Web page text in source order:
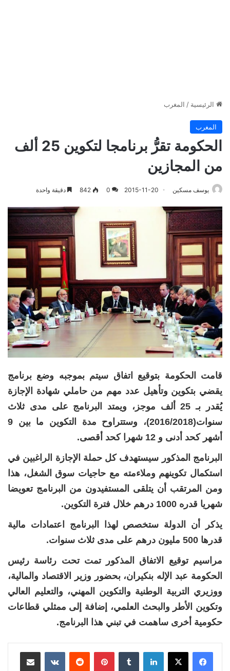
الرئيسية / المغرب
المغرب
الحكومة تقرُّ برنامجا لتكوين 25 ألف
من المجازين
يوسف مسكين 2015-11-20
0
842 دقيقة واحدة
قامت الحكومة بتوقيع اتفاق سيتم بموجبه وضع برنامج
يقضي بتكوين وتأهيل عدد مهم من حاملي شهادة اﻹجازة
يُقدر بـ 25 ألف موجز، ويمتد البرنامج على مدى ثلاث
سنوات(2016/2018)، وستتراوح مدة التكوين ما بين 9
أشهر كحد أدنى و 12 شهرا كحد أقصى.
البرنامج المذكور سيستهدف كل حملة اﻹجازة الراغبين في
استكمال تكوينهم وملاءمته مع حاجيات سوق الشغل، هذا
ومن المرتقب أن يتلقى المستفيدون من البرنامج تعويضا
شهريا قدره 1000 درهم خلال فترة التكوين.
يذكر أن الدولة ستخصص لهذا البرنامج اعتمادات مالية
قدرها 500 مليون درهم على مدى ثلاث سنوات.
مراسيم توقيع الاتفاق المذكور تمت تحت رئاسة رئيس
الحكومة عبد اﻹله بنكيران، بحضور وزير الاقتصاد والمالية،
ووزيري التربية الوطنية والتكوين المهني، والتعليم العالي
وتكوين اﻷطر والبحث العلمي، إضافة إلى ممثلي قطاعات
حكومية أخرى ساهمت في تبني هذا البرنامج.
لينكدإن بينتيريست مشاركة عبر البريد